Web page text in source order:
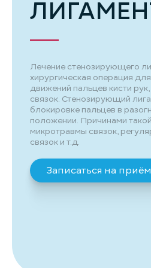
Лечение стенозирующего
хирургическая операция
движений пальцев кисти
связок. Стенозирующий
блокировке пальцев в
положении. Причинами
микротравмы связок,
связок и т.д.
Записаться на приём